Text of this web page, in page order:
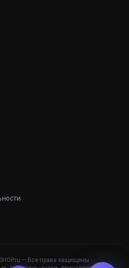
— Все права защищены